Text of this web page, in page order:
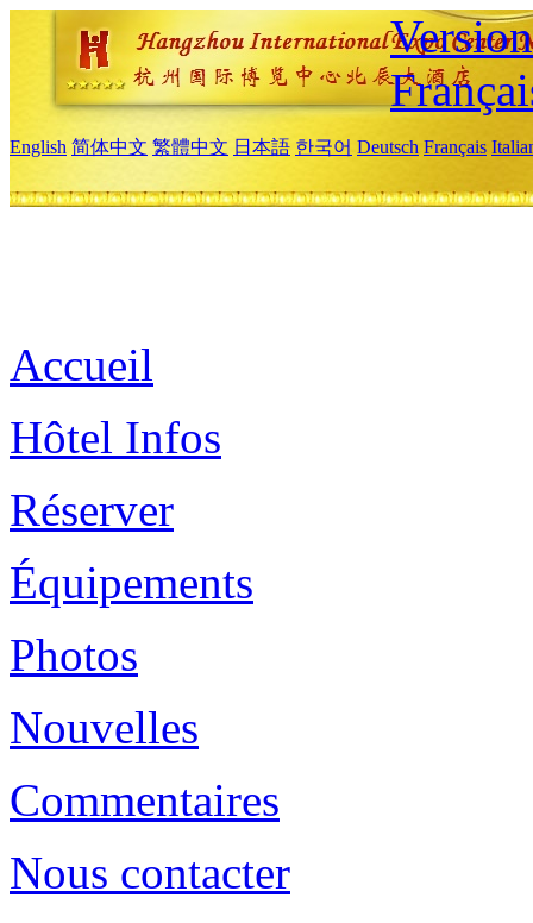
English 简体中文 繁體中文 日本語 한국어 Deutsch Français
Accueil
Hôtel Infos
Réserver
Équipements
Photos
Nouvelles
Commentaires
Nous contacter